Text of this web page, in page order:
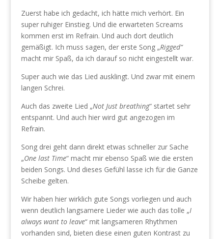
Zuerst habe ich gedacht, ich hätte mich verhört. Ein
super ruhiger Einstieg. Und die erwarteten Screams
kommen erst im Refrain. Und auch dort deutlich
gemäßigt. Ich muss sagen, der erste Song „Rigged“
macht mir Spaß, da ich darauf so nicht eingestellt war.
Super auch wie das Lied ausklingt. Und zwar mit einem
langen Schrei.
Auch das zweite Lied „Not Just breathing“ startet sehr
entspannt. Und auch hier wird gut angezogen im
Refrain.
Song drei geht dann direkt etwas schneller zur Sache
„One last Time“ macht mir ebenso Spaß wie die ersten
beiden Songs. Und dieses Gefühl lasse ich für die Ganze
Scheibe gelten.
Wir haben hier wirklich gute Songs vorliegen und auch
wenn deutlich langsamere Lieder wie auch das tolle „I
always want to leave“ mit langsameren Rhythmen
vorhanden sind, bieten diese einen guten Kontrast zu